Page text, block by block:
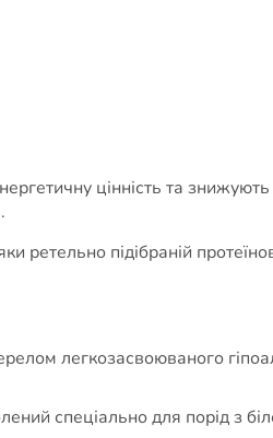
цінність та
підібраній
легкозасвоюваного
спеціально для порід з